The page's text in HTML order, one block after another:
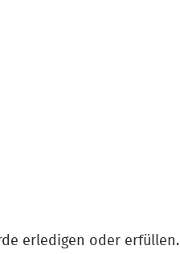
erledigen oder erfüllen.